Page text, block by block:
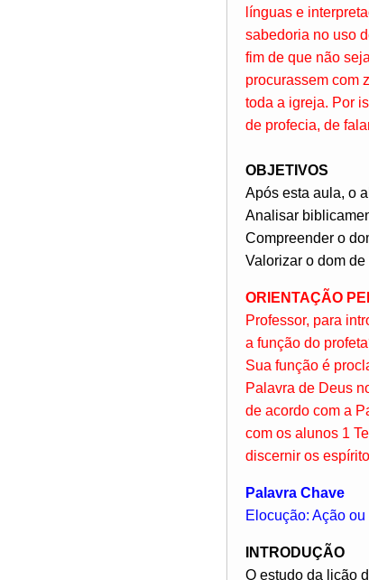
línguas e
sabedoria no uso
fim de que não
procurassem com
toda a igreja. Por
de profecia, de
OBJETIVOS
Após esta aula, o
Analisar
Compreender o
Valorizar o dom
ORIENTAÇÃO
Professor, para
a função do
Sua função é
Palavra de Deus
de acordo com a
com os alunos 1
discernir os
Palavra Chave
Elocução: Ação
INTRODUÇÃO
O estudo da lição